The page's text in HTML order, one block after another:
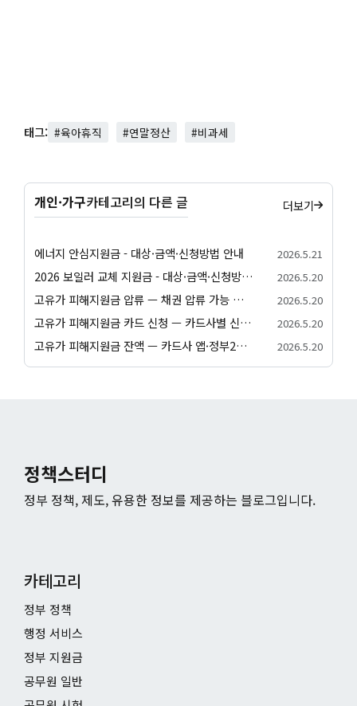
태그: #육아휴직 #연말정산 #비과세
개인·가구카테고리의 다른 글 더보기
에너지 안심지원금 - 대상·금액·신청방법 안내 2026.5.21
2026 보일러 교체 지원금 - 대상·금액·신청방법 안내 2026.5.20
고유가 피해지원금 압류 — 채권 압류 가능 여부와 보호 절차 안내 2026.5.20
고유가 피해지원금 카드 신청 — 카드사별 신청 방법과 발급 절차 안내 2026.5.20
고유가 피해지원금 잔액 — 카드사 앱·정부24·앱별 잔액 조회 방법 2026.5.20
정책스터디
정부 정책, 제도, 유용한 정보를 제공하는 블로그입니다.
카테고리
정부 정책
행정 서비스
정부 지원금
공무원 일반